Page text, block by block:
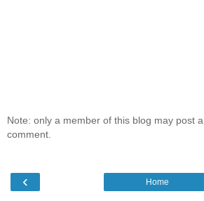
Note: only a member of this blog may post a
comment.
‹ Home